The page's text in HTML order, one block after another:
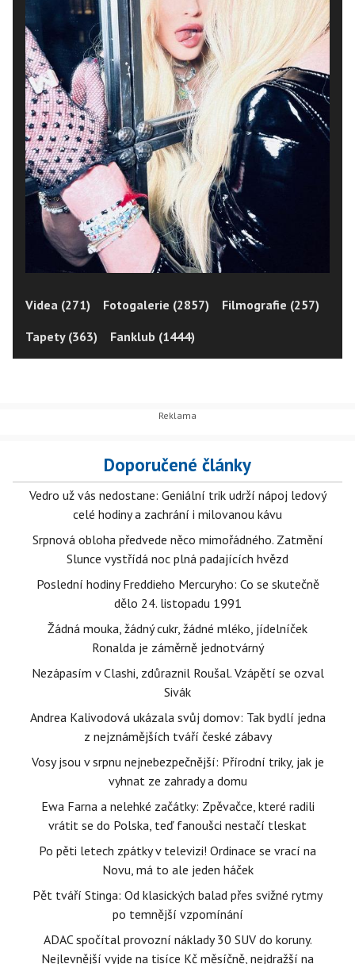
Videa (271) Fotogalerie (2857)
Filmografie (257)
Tapety (363)
Fanklub (1444)
Doporučené články
Vedro už vás nedostane: Geniální trik udrží nápoj ledový
celé hodiny a zachrání i milovanou kávu
Srpnová obloha předvede něco mimořádného. Zatmění
Slunce vystřídá noc plná padajících hvězd
Poslední hodiny Freddieho Mercuryho: Co se skutečně
dělo 24. listopadu 1991
Žádná mouka, žádný cukr, žádné mléko, jídelníček
Ronalda je záměrně jednotvárný
Nezápasím v Clashi, zdůraznil Roušal. Vzápětí se ozval
Sivák
Andrea Kalivodová ukázala svůj domov: Tak bydlí jedna
z nejznámějších tváří české zábavy
Vosy jsou v srpnu nejnebezpečnější: Přírodní triky, jak je
vyhnat ze zahrady a domu
Ewa Farna a nelehké začátky: Zpěvačce, které radili
vrátit se do Polska, teď fanoušci nestačí tleskat
Po pěti letech zpátky v televizi! Ordinace se vrací na
Novu, má to ale jeden háček
Pět tváří Stinga: Od klasických balad přes svižné rytmy
po temnější vzpomínání
ADAC spočítal provozní náklady 30 SUV do koruny.
Nejlevnější vyjde na tisíce Kč měsíčně, nejdražší na